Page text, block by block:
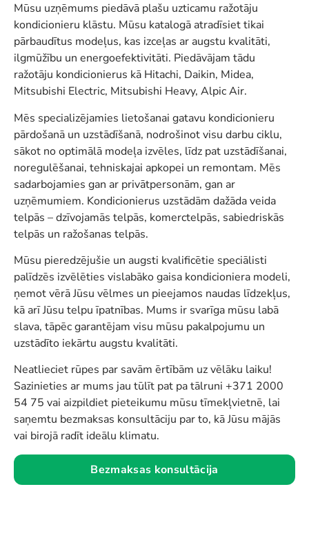
Mūsu uzņēmums piedāvā plašu uzticamu ražotāju
kondicionieru klāstu. Mūsu katalogā atradīsiet tikai
pārbaudītus modeļus, kas izceļas ar augstu kvalitāti,
ilgmūžību un energoefektivitāti. Piedāvājam tādu
ražotāju kondicionierus kā Hitachi, Daikin, Midea,
Mitsubishi Electric, Mitsubishi Heavy, Alpic Air.
Mēs specializējamies lietošanai gatavu kondicionieru
pārdošanā un uzstādīšanā, nodrošinot visu darbu ciklu,
sākot no optimālā modeļa izvēles, līdz pat uzstādīšanai,
noregulēšanai, tehniskajai apkopei un remontam. Mēs
sadarbojamies gan ar privātpersonām, gan ar
uzņēmumiem. Kondicionierus uzstādām dažāda veida
telpās – dzīvojamās telpās, komerctelpās, sabiedriskās
telpās un ražošanas telpās.
Mūsu pieredzējušie un augsti kvalificētie speciālisti
palīdzēs izvēlēties vislabāko gaisa kondicioniera modeli,
ņemot vērā Jūsu vēlmes un pieejamos naudas līdzekļus,
kā arī Jūsu telpu īpatnības. Mums ir svarīga mūsu labā
slava, tāpēc garantējam visu mūsu pakalpojumu un
uzstādīto iekārtu augstu kvalitāti.
Neatlieciet rūpes par savām ērtībām uz vēlāku laiku!
Sazinieties ar mums jau tūlīt pat pa tālruni +371 2000
54 75 vai aizpildiet pieteikumu mūsu tīmekļvietnē, lai
saņemtu bezmaksas konsultāciju par to, kā Jūsu mājās
vai birojā radīt ideālu klimatu.
Bezmaksas konsultācija